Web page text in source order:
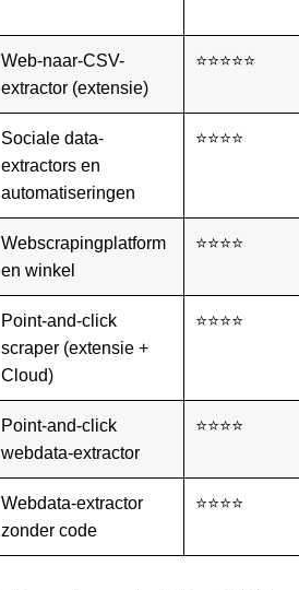
Web-naar-CSV-
extractor (extensie)
⭐⭐⭐⭐⭐
Sociale data-
extractors en
automatiseringen
⭐⭐⭐⭐
Webscrapingplatform
en winkel
⭐⭐⭐⭐
Point-and-click
scraper (extensie +
Cloud)
⭐⭐⭐⭐
Point-and-click
webdata-extractor
⭐⭐⭐⭐
Webdata-extractor
zonder code
⭐⭐⭐⭐